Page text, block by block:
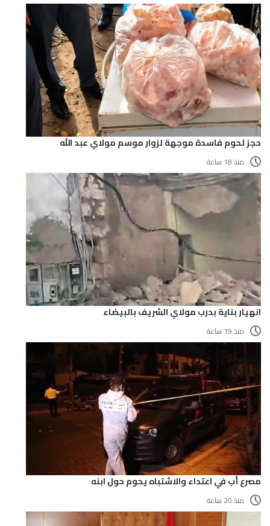
حجز لحوم فاسدة موجهة لزوار موسم مولاي عبد الله
منذ 18 ساعة
انهيار بناية بدرب مولاي الشريف بالبيضاء
منذ 19 ساعة
مصرع أب في اعتداء والاشتباه يحوم حول ابنه
منذ 20 ساعة